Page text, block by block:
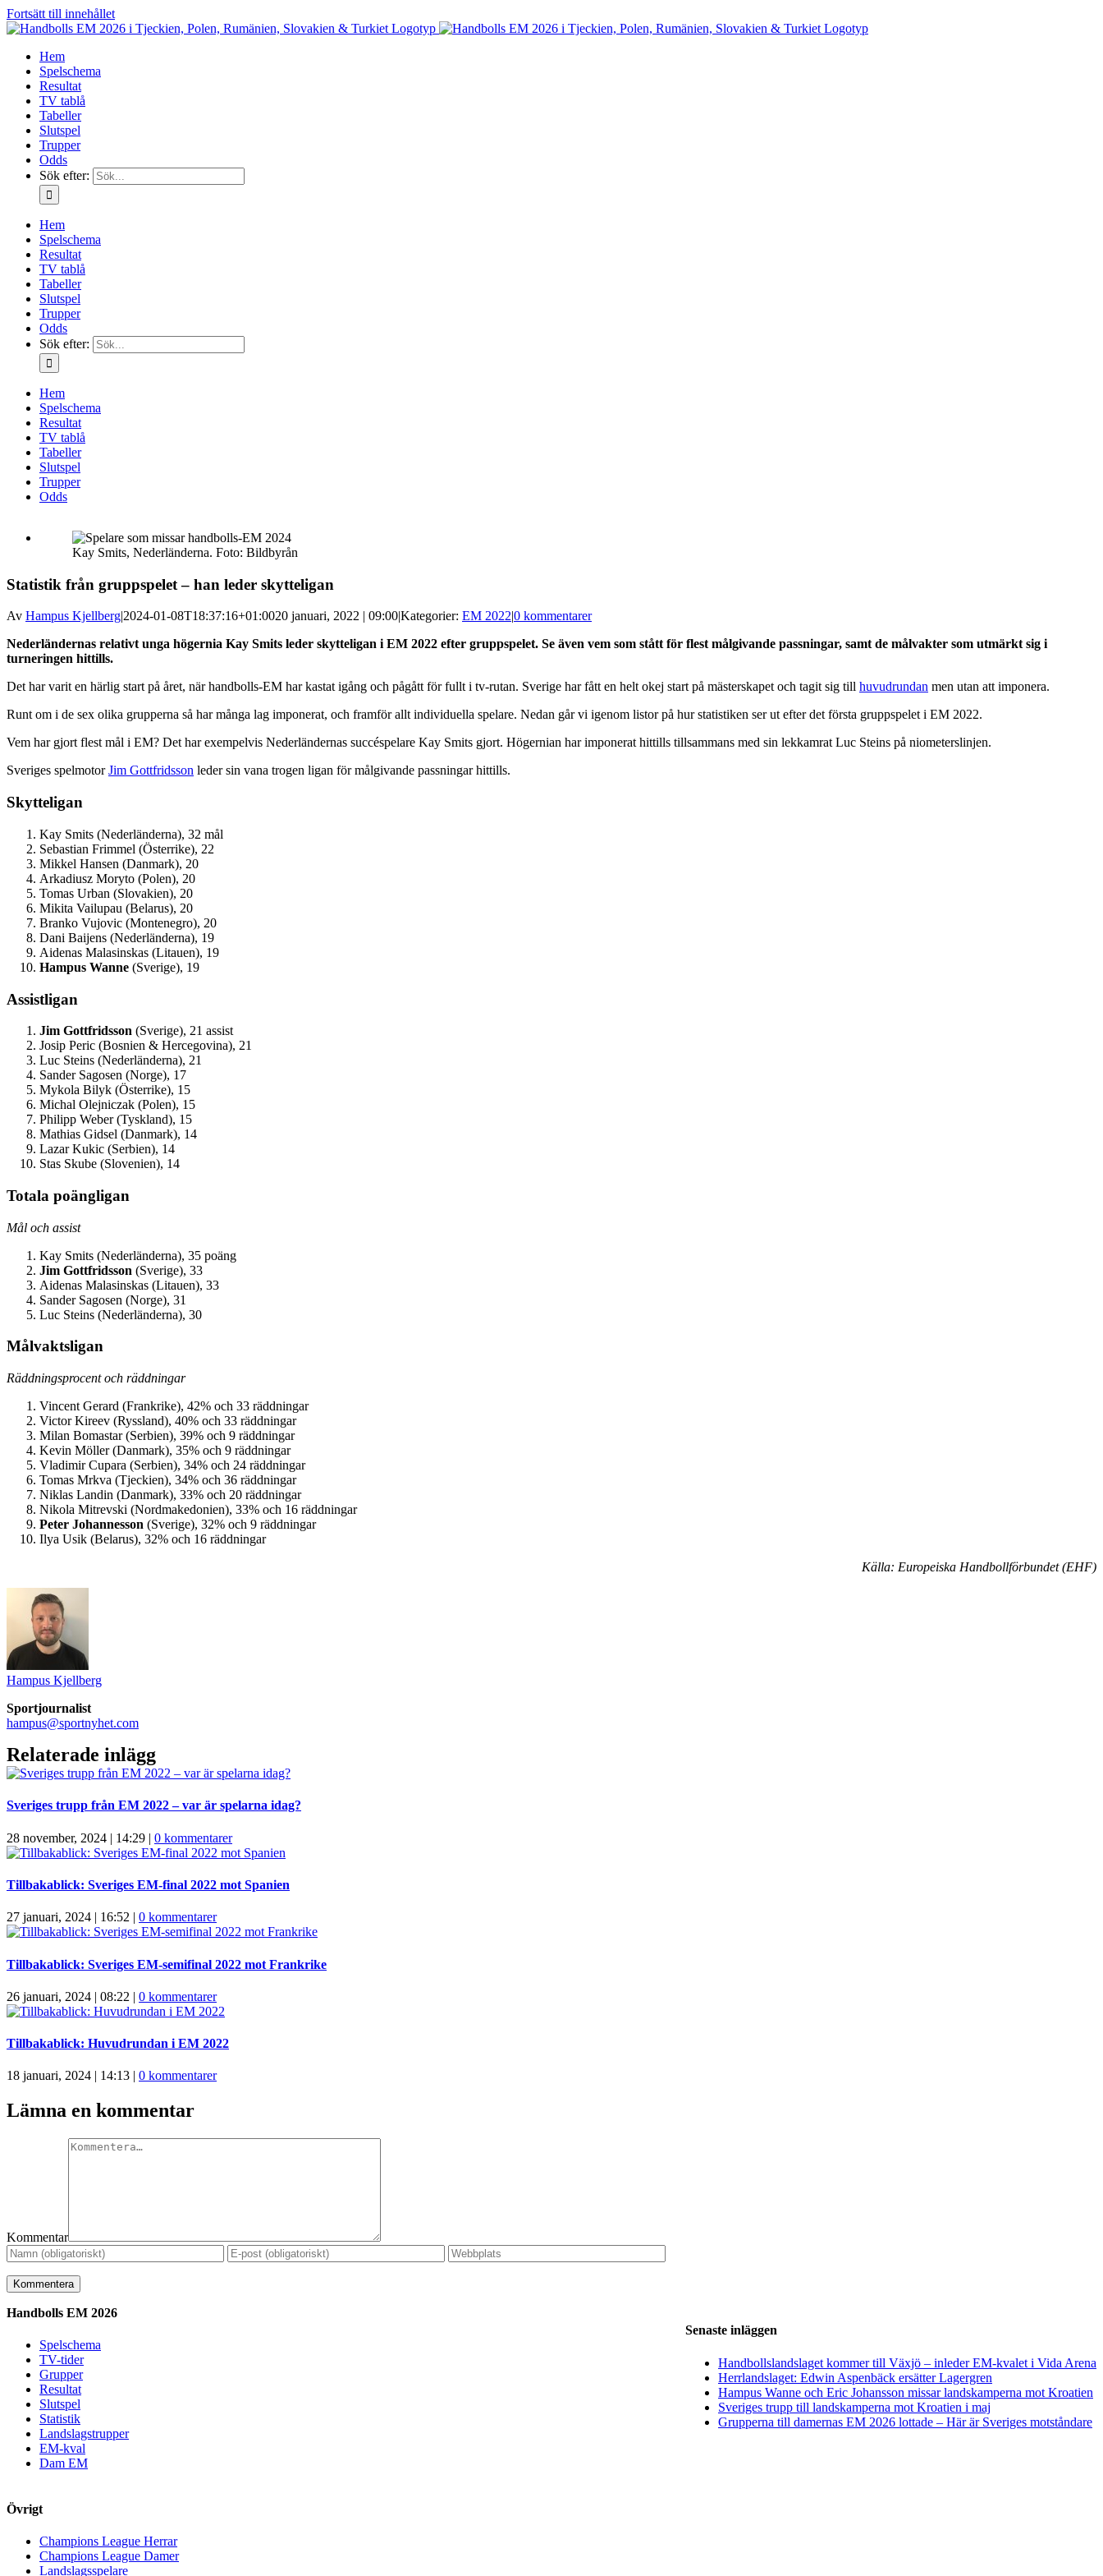
Fortsätt till innehållet
Hem
Spelschema
Resultat
TV tablå
Tabeller
Slutspel
Trupper
Odds
Sök efter:
Hem
Spelschema
Resultat
TV tablå
Tabeller
Slutspel
Trupper
Odds
Sök efter:
Hem
Spelschema
Resultat
TV tablå
Tabeller
Slutspel
Trupper
Odds
Kay Smits, Nederländerna. Foto: Bildbyrån
Statistik från gruppspelet – han leder skytteligan
Av Hampus Kjellberg|2024-01-08T18:37:16+01:0020 januari, 2022 | 09:00|Kategorier: EM 2022|0 kommentarer
Nederländernas relativt unga högernia Kay Smits leder skytteligan i EM 2022 efter gruppspelet. Se även vem som stått för flest målgivande passningar, samt de målvakter som utmärkt sig i
turneringen hittills.
Det har varit en härlig start på året, när handbolls-EM har kastat igång och pågått för fullt i tv-rutan. Sverige har fått en helt okej start på mästerskapet och tagit sig till huvudrundan men utan att imponera.
Runt om i de sex olika grupperna så har många lag imponerat, och framför allt individuella spelare. Nedan går vi igenom listor på hur statistiken ser ut efter det första gruppspelet i EM 2022.
Vem har gjort flest mål i EM? Det har exempelvis Nederländernas succéspelare Kay Smits gjort. Högernian har imponerat hittills tillsammans med sin lekkamrat Luc Steins på niometerslinjen.
Sveriges spelmotorJim Gottfridsson leder sin vana trogen ligan för målgivande passningar hittills.
Skytteligan
Kay Smits (Nederländerna), 32 mål
Sebastian Frimmel (Österrike), 22
Mikkel Hansen (Danmark), 20
Arkadiusz Moryto (Polen), 20
Tomas Urban (Slovakien), 20
Mikita Vailupau (Belarus), 20
Branko Vujovic (Montenegro), 20
Dani Baijens (Nederländerna), 19
Aidenas Malasinskas (Litauen), 19
Hampus Wanne (Sverige), 19
Assistligan
Jim Gottfridsson (Sverige), 21 assist
Josip Peric (Bosnien & Hercegovina), 21
Luc Steins (Nederländerna), 21
Sander Sagosen (Norge), 17
Mykola Bilyk (Österrike), 15
Michal Olejniczak (Polen), 15
Philipp Weber (Tyskland), 15
Mathias Gidsel (Danmark), 14
Lazar Kukic (Serbien), 14
Stas Skube (Slovenien), 14
Totala poängligan
Mål och assist
Kay Smits (Nederländerna), 35 poäng
Jim Gottfridsson (Sverige), 33
Aidenas Malasinskas (Litauen), 33
Sander Sagosen (Norge), 31
Luc Steins (Nederländerna), 30
Målvaktsligan
Räddningsprocent och räddningar
Vincent Gerard (Frankrike), 42% och 33 räddningar
Victor Kireev (Ryssland), 40% och 33 räddningar
Milan Bomastar (Serbien), 39% och 9 räddningar
Kevin Möller (Danmark), 35% och 9 räddningar
Vladimir Cupara (Serbien), 34% och 24 räddningar
Tomas Mrkva (Tjeckien), 34% och 36 räddningar
Niklas Landin (Danmark), 33% och 20 räddningar
Nikola Mitrevski (Nordmakedonien), 33% och 16 räddningar
Peter Johannesson (Sverige), 32% och 9 räddningar
Ilya Usik (Belarus), 32% och 16 räddningar
Källa: Europeiska Handbollförbundet (EHF)
Hampus Kjellberg
Sportjournalist
hampus@sportnyhet.com
Relaterade inlägg
Sveriges trupp från EM 2022 – var är spelarna idag?
28 november, 2024 | 14:29 | 0 kommentarer
Tillbakablick: Sveriges EM-final 2022 mot Spanien
27 januari, 2024 | 16:52 | 0 kommentarer
Tillbakablick: Sveriges EM-semifinal 2022 mot Frankrike
26 januari, 2024 | 08:22 | 0 kommentarer
Tillbakablick: Huvudrundan i EM 2022
18 januari, 2024 | 14:13 | 0 kommentarer
Lämna en kommentar
Kommentar
Senaste inläggen
Handbollslandslaget kommer till Växjö – inleder EM-kvalet i Vida Arena
Herrlandslaget: Edwin Aspenbäck ersätter Lagergren
Hampus Wanne och Eric Johansson missar landskamperna mot Kroatien
Sveriges trupp till landskamperna mot Kroatien i maj
Grupperna till damernas EM 2026 lottade – Här är Sveriges motståndare
Handbolls EM 2026
Spelschema
TV-tider
Grupper
Resultat
Slutspel
Statistik
Landslagstrupper
EM-kval
Dam EM
Övrigt
Champions League Herrar
Champions League Damer
Landslagsspelare